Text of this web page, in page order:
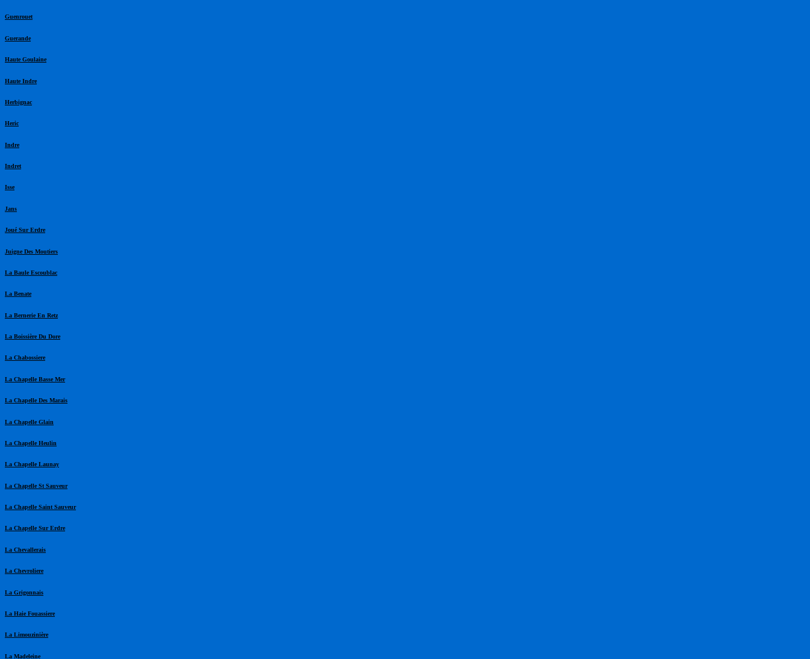
Guenrouet
Guerande
Haute Goulaine
Haute Indre
Herbignac
Heric
Indre
Indret
Isse
Jans
Joué Sur Erdre
Juigne Des Moutiers
La Baule Escoublac
La Benate
La Bernerie En Retz
La Boissière Du Dore
La Chabossiere
La Chapelle Basse Mer
La Chapelle Des Marais
La Chapelle Glain
La Chapelle Heulin
La Chapelle Launay
La Chapelle St Sauveur
La Chapelle Saint Sauveur
La Chapelle Sur Erdre
La Chevallerais
La Chevroliere
La Grigonnais
La Haie Fouassiere
La Limouzinière
La Madeleine